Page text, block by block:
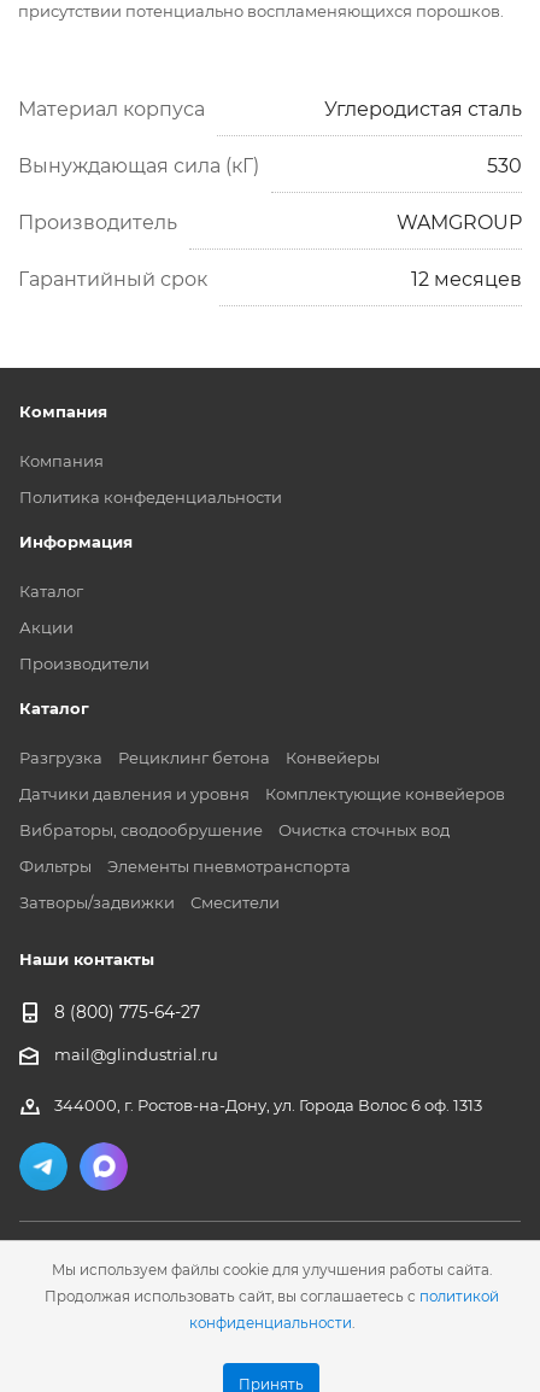
присутствии потенциально воспламеняющихся порошков.
Материал корпуса Углеродистая сталь
Вынуждающая сила (кГ) 530
Производитель WAMGROUP
Гарантийный срок 12 месяцев
Компания
Компания
Политика конфеденциальности
Информация
Каталог
Акции
Производители
Каталог
Разгрузка Рециклинг бетона
Конвейеры
Датчики давления и уровня
Комплектующие конвейеров
Вибраторы, сводообрушение
Очистка сточных вод
Фильтры
Элементы пневмотранспорта
Затворы/задвижки
Смесители
Наши контакты
8 (800) 775-64-27
mail@glindustrial.ru
344000, г. Ростов-на-Дону, ул. Города Волос 6 оф. 1313
2026 © ООО "ГЛ Инжиниринг"
Мы используем файлы cookie для улучшения работы сайта.
Продолжая использовать сайт, вы соглашаетесь с политикой
конфиденциальности.
Принять